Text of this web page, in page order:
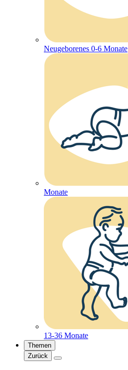
Neugeborenes 0-6 Monate
Monate
13-36 Monate
Themen
Zurück